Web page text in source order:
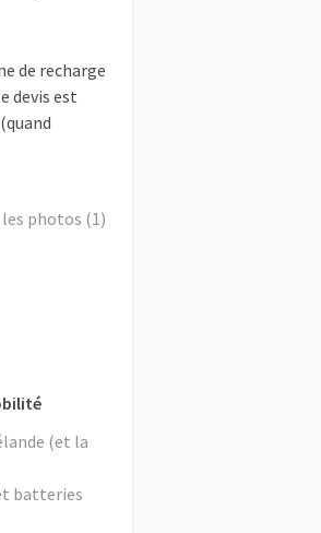
de recharge
devis est
photos (1)
(et la
batteries